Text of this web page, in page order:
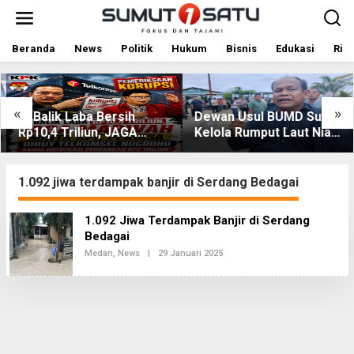
t
i
k
o
n
Beranda News Politik Hukum Bisnis Edukasi
« »
Di Balik Laba Bersih
Rp10,4 Triliun, JAGA
MARWAH Desak KPK
Nugroho Terkait Dugaan
Kasus Notifikasi
Perbankan
Dewan Usul BUMD Sumut
Kelola Rumput Laut Nias
Utara dari Hulu ke Hilir
1.092 jiwa terdampak banjir di Serdang Bedagai
1.092 Jiwa Terdampak Banjir di Serdang
Bedagai
Medan, News | 29 Januari 2025O
E